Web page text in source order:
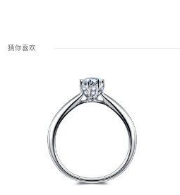
猜你喜欢